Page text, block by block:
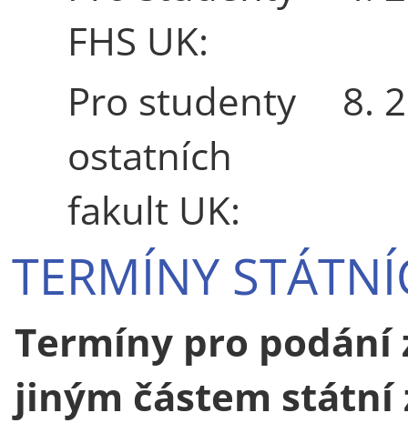
FHS UK:
Pro studenty
ostatních
fakult UK:
8.
TERMÍNY
Termíny pro podání
jiným částem státní